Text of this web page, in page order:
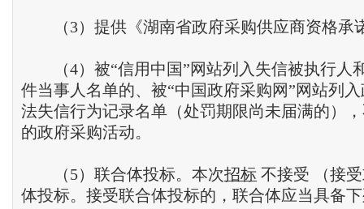
（3）提供《湖南省政府采购供应商资格承
（4）被“信用中国”网站列入失信被执行人
件当事人名单的、被“中国政府采购网”网站列
法失信行为记录名单（处罚期限尚未届满的）
的政府采购活动。
（5）联合体投标。本次招标 不接受 （接
体投标。接受联合体投标的，联合体应当具备